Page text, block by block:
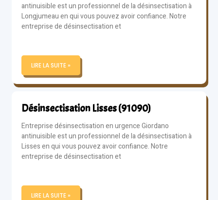
antinuisible est un professionnel de la désinsectisation à
Longjumeau en qui vous pouvez avoir confiance. Notre
entreprise de désinsectisation et
LIRE LA SUITE »
Désinsectisation Lisses (91090)
Entreprise désinsectisation en urgence Giordano
antinuisible est un professionnel de la désinsectisation à
Lisses en qui vous pouvez avoir confiance. Notre
entreprise de désinsectisation et
LIRE LA SUITE »